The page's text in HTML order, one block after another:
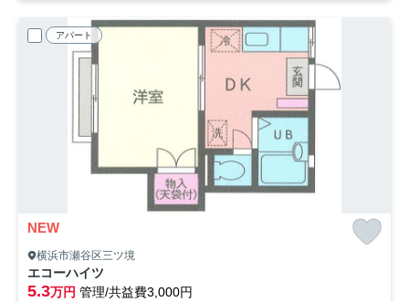
アパート
NEW
横浜市瀬谷区三ツ境
エコーハイツ
5.3万円 管理/共益費3,000円